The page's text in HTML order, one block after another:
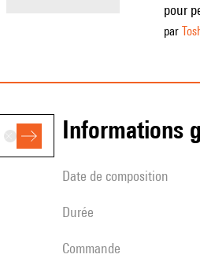
pour
par
informations
date de composition
durée
Commande